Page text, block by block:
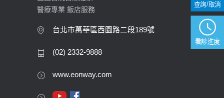
醫療專業 飯店服務
台北市萬華區西園路二段189號
(02) 2332-9888
www.eonway.com
看診進度
查詢/取消